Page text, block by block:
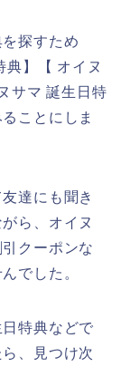
探すため
典】【 オイヌ
サマ 誕生日特
ことにしま
達にも聞き
ら、オイヌ
クーポンな
でした。
特典などで
、見つけ次